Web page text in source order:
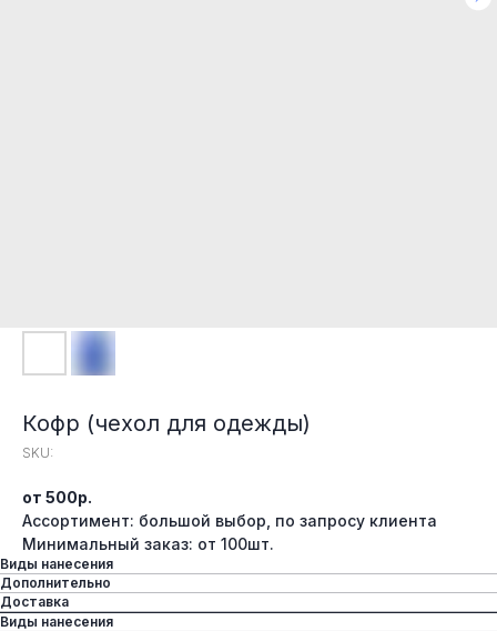
Кофр (чехол для одежды)
SKU:
от 500р.
Ассортимент: большой выбор, по запросу клиента
Минимальный заказ: от 100шт.
Виды нанесения
Дополнительно
Доставка
Виды нанесения